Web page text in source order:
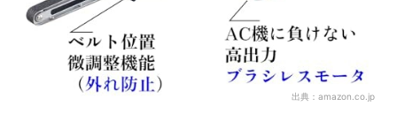
出典： amazon.co.jp